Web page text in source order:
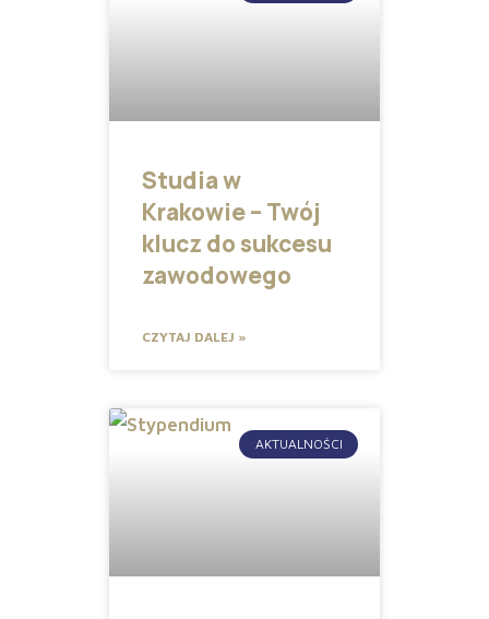
Studia w
Krakowie – Twój
klucz do sukcesu
zawodowego
CZYTAJ DALEJ »
AKTUALNOŚCI